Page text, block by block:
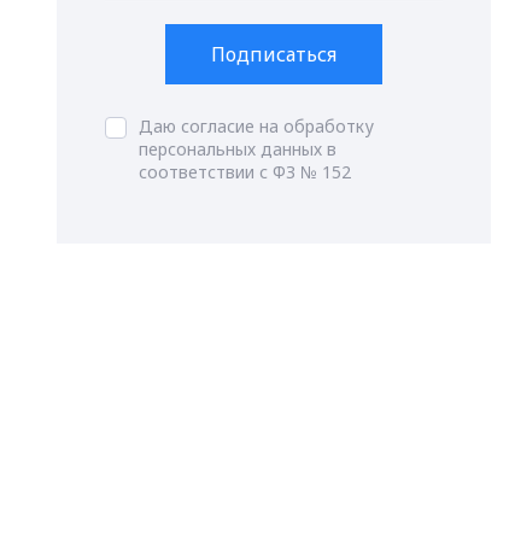
Подписаться
Даю согласие на обработку
персональных данных в
соответствии с ФЗ № 152